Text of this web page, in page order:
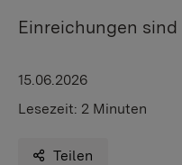
Einreichungen
15.06.2026
Lesezeit: 2 Minuten
Teilen